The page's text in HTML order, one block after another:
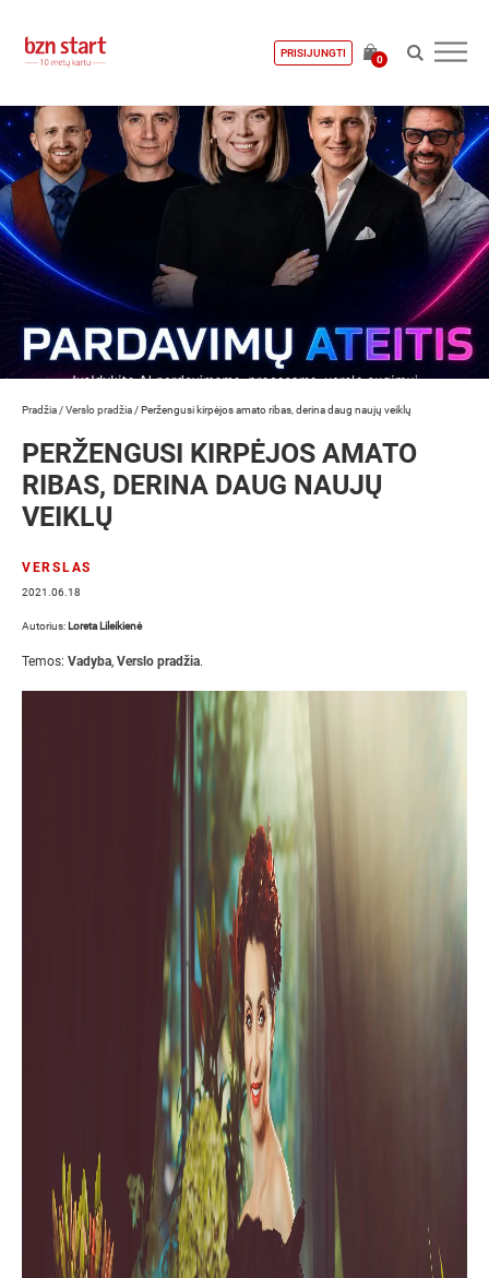
PRISIJUNGTI
0
Pradžia /Verslo pradžia /Peržengusi kirpėjos amato ribas, derina daug naujų veiklų
PERŽENGUSI KIRPĖJOS AMATO
RIBAS, DERINA DAUG NAUJŲ
VEIKLŲ
VERSLAS
2021.06.18
Autorius: Loreta Lileikienė
Temos: Vadyba, Verslo pradžia.